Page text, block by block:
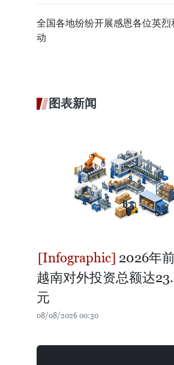
全国各地纷纷开展感恩各位英烈
动
图表新闻
2026年
越南对外投资总额达
元
08/08/2026 00:30